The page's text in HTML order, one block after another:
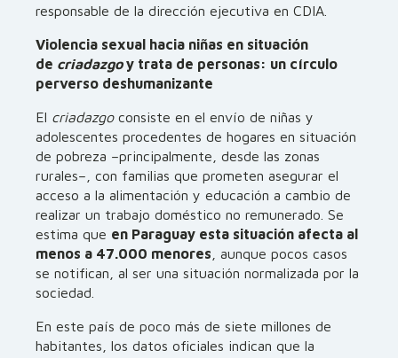
responsable de la dirección ejecutiva en CDIA.
Violencia sexual hacia niñas en situación
de criadazgoy trata de personas: un círculo
perverso deshumanizante
El criadazgo consiste en el envío de niñas y
adolescentes procedentes de hogares en situación
de pobreza –principalmente, desde las zonas
rurales–, con familias que prometen asegurar el
acceso a la alimentación y educación a cambio de
realizar un trabajo doméstico no remunerado. Se
estima que en Paraguay esta situación afecta al
menos a 47.000 menores , aunque pocos casos
se notifican, al ser una situación normalizada por la
sociedad.
En este país de poco más de siete millones de
habitantes, los datos oficiales indican que la